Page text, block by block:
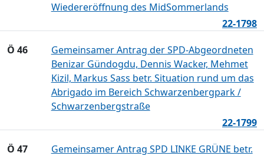
Wiedereröffnung des MidSommerlands
22-1798
Ö 46
Gemeinsamer Antrag der SPD-Abgeordneten
Benizar Gündogdu, Dennis Wacker, Mehmet
Kizil, Markus Sass betr. Situation rund um das
Abrigado im Bereich Schwarzenbergpark /
Schwarzenbergstraße
22-1799
Ö 47
Gemeinsamer Antrag SPD LINKE GRÜNE betr.